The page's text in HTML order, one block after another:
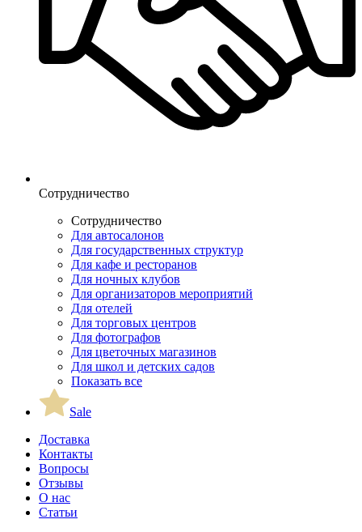
Сотрудничество
Сотрудничество
Для автосалонов
Для государственных структур
Для кафе и ресторанов
Для ночных клубов
Для организаторов мероприятий
Для отелей
Для торговых центров
Для фотографов
Для цветочных магазинов
Для школ и детских садов
Показать все
Sale
Доставка
Контакты
Вопросы
Отзывы
О нас
Статьи